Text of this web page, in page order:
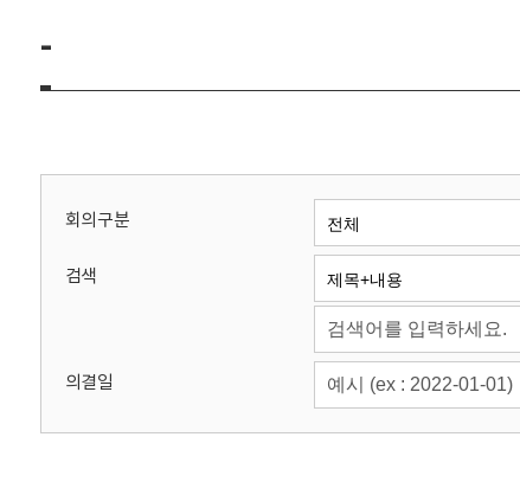
위
회
-
회의구분
검색
의결일